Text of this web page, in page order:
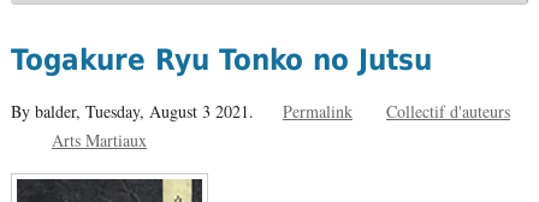
Togakure Ryu Tonko no Jutsu
By balder, Tuesday, August 3 2021. Permalink
Collectif d'auteurs
Arts Martiaux